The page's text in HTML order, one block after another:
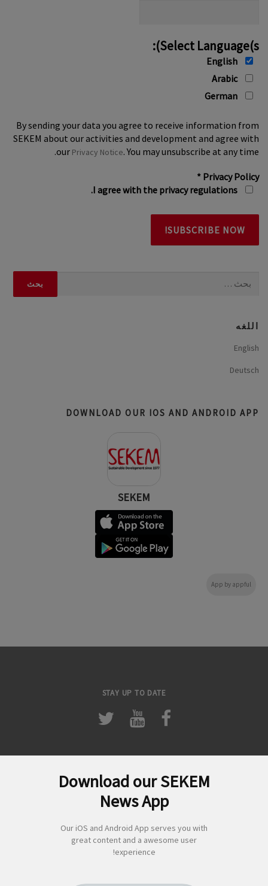
Select Language(s):
Arabic
By sending your data you agree to receive information from
SEKEM about our activities and development and agree with
our Privacy Notice. You may unsubscribe at any time.
Privacy Policy
*
اللغه
English
Deutsch
DOWNLOAD OUR IOS AND ANDROID APP
SEKEM
App by appful
STAY UP TO DATE
Download our SEKEM
News App
Our iOS and Android App serves you with
great content and a awesome user
experience!